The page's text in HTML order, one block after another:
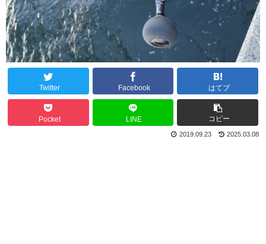
Twitter Facebook はてブ
Pocket LINE コピー
2025.03.08
2019.09.23